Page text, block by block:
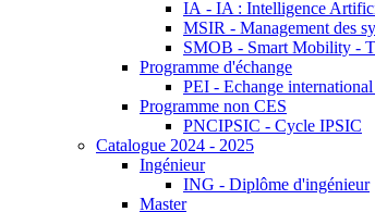
IA - IA : Intelligence
MSIR - Management des
SMOB - Smart Mobility -
Programme d'échange
PEI - Echange
Programme non CES
PNCIPSIC - Cycle IPSIC
Catalogue 2024 - 2025
Ingénieur
ING - Diplôme d'ingénieur
Master